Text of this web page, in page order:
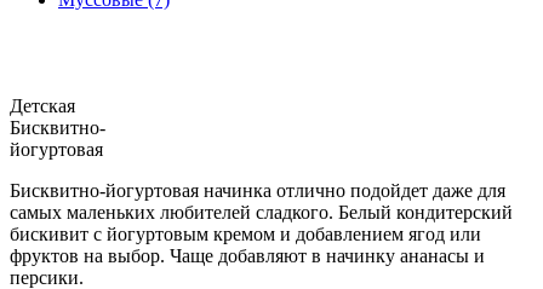
Детская
Бисквитно-
йогуртовая
Бисквитно-йогуртовая начинка отлично подойдет даже для
самых маленьких любителей сладкого. Белый кондитерский
бискивит с йогуртовым кремом и добавлением ягод или
фруктов на выбор. Чаще добавляют в начинку ананасы и
персики.